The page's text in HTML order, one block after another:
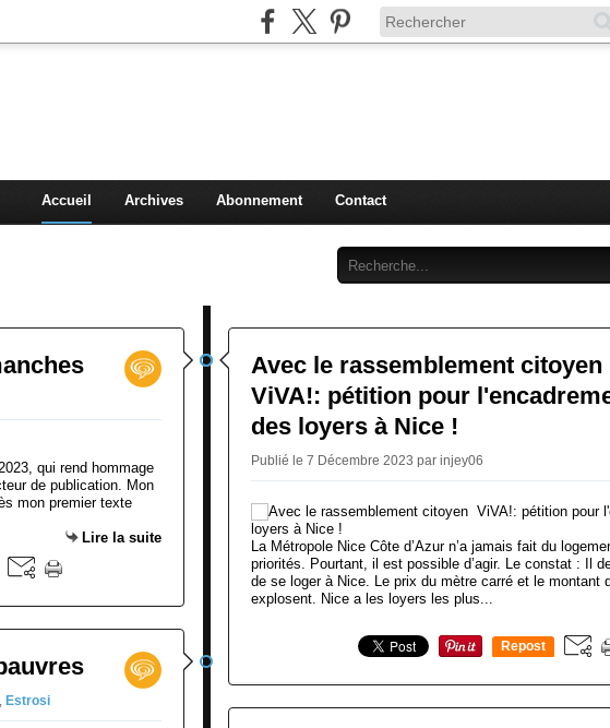
Accueil Archives Abonnement Contact
qui rend hommage
de publication. Mon
mon premier texte
Lire la suite
, Estrosi
Avec le rassemblement citoyen
ViVA!: pétition pour
des loyers à Nice !
Publié le 7 Décembre 2023 par injey06
La Métropole Nice Côte d’Azur n’a jamais fait du
priorités. Pourtant, il est possible d’agir. Le constat : Il
de se loger à Nice. Le prix du mètre carré et le montant
explosent. Nice a les loyers les plus...
Repost